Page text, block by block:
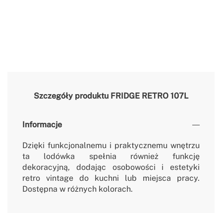
Szczegóły produktu FRIDGE RETRO 107L
Informacje
Dzięki funkcjonalnemu i praktycznemu wnętrzu
ta lodówka spełnia również funkcję
dekoracyjną, dodając osobowości i estetyki
retro vintage do kuchni lub miejsca pracy.
Dostępna w różnych kolorach.